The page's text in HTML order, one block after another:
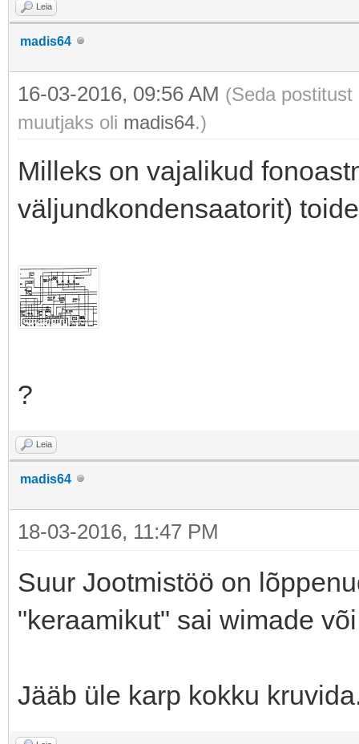
Leia
madis64
16-03-2016, 09:56 AM (Seda
muutjaks oli madis64.)
Milleks on vajalikud
väljundkondensaatorit)
?
Leia
madis64
18-03-2016, 11:47 PM
Suur Jootmistöö on
"keraamikut" sai wimade
Jääb üle karp kokku